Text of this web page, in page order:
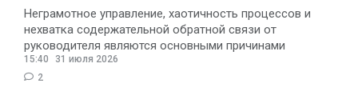
Неграмотное управление, хаотичность процессов и
нехватка содержательной обратной связи от
руководителя являются основными причинами
конфликтов и раздражения в
15:40
31 июля 2026
2